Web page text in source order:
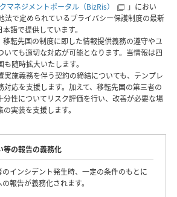
マネジメントポータル（BizRis）
」におい
法で定められているプライバシー保護制度の最新
語で提供しています。
転先国の制度に即した情報提供義務の遵守やユ
いても適切な対応が可能となります。当情報は四
随時拡大いたします。
実施義務を伴う契約の締結についても、テンプレ
対応を支援します。加えて、移転先国の第三者の
分性についてリスク評価を行い、改善が必要な場
実装を支援します。
等の報告の義務化
インシデント発生時、一定の条件のもとに
報告が義務化されます。